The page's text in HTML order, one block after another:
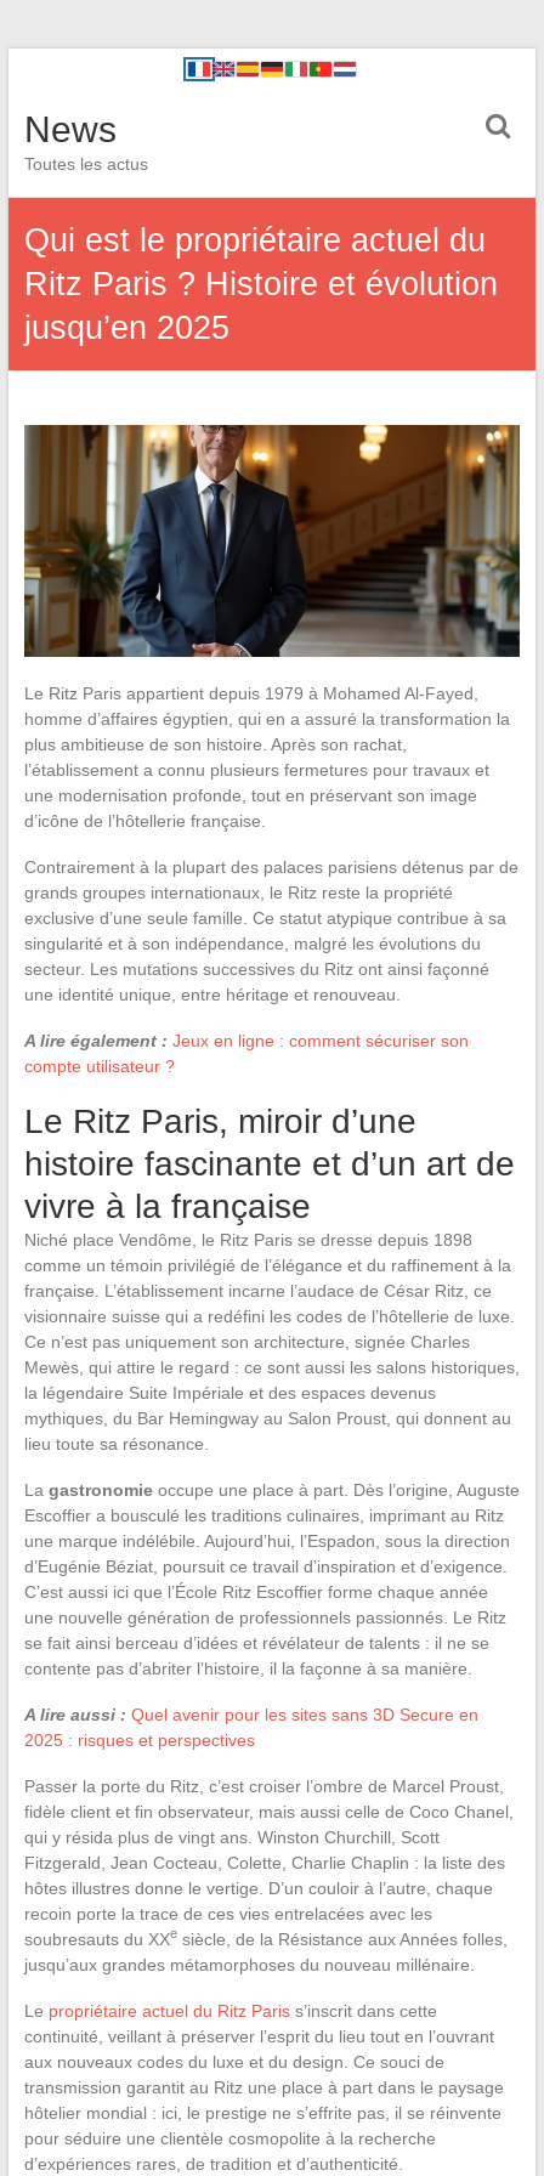
News
Toutes les actus
Qui est le propriétaire actuel du
Ritz Paris ? Histoire et évolution
jusqu’en 2025
Le Ritz Paris appartient depuis 1979 à Mohamed Al-Fayed,
homme d’affaires égyptien, qui en a assuré la transformation la
plus ambitieuse de son histoire. Après son rachat,
l’établissement a connu plusieurs fermetures pour travaux et
une modernisation profonde, tout en préservant son image
d’icône de l’hôtellerie française.
Contrairement à la plupart des palaces parisiens détenus par de
grands groupes internationaux, le Ritz reste la propriété
exclusive d’une seule famille. Ce statut atypique contribue à sa
singularité et à son indépendance, malgré les évolutions du
secteur. Les mutations successives du Ritz ont ainsi façonné
une identité unique, entre héritage et renouveau.
A lire également : Jeux en ligne : comment sécuriser son
compte utilisateur ?
Le Ritz Paris, miroir d’une
histoire fascinante et d’un art de
vivre à la française
Niché place Vendôme, le Ritz Paris se dresse depuis 1898
comme un témoin privilégié de l’élégance et du raffinement à la
française. L’établissement incarne l’audace de César Ritz, ce
visionnaire suisse qui a redéfini les codes de l’hôtellerie de luxe.
Ce n’est pas uniquement son architecture, signée Charles
Mewès, qui attire le regard : ce sont aussi les salons historiques,
la légendaire Suite Impériale et des espaces devenus
mythiques, du Bar Hemingway au Salon Proust, qui donnent au
lieu toute sa résonance.
La gastronomieoccupe une place à part. Dès l’origine, Auguste
Escoffier a bousculé les traditions culinaires, imprimant au Ritz
une marque indélébile. Aujourd’hui, l’Espadon, sous la direction
d’Eugénie Béziat, poursuit ce travail d’inspiration et d’exigence.
C’est aussi ici que l’École Ritz Escoffier forme chaque année
une nouvelle génération de professionnels passionnés. Le Ritz
se fait ainsi berceau d’idées et révélateur de talents : il ne se
contente pas d’abriter l’histoire, il la façonne à sa manière.
A lire aussi : Quel avenir pour les sites sans 3D Secure en
2025 : risques et perspectives
Passer la porte du Ritz, c’est croiser l’ombre de Marcel Proust,
fidèle client et fin observateur, mais aussi celle de Coco Chanel,
qui y résida plus de vingt ans. Winston Churchill, Scott
Fitzgerald, Jean Cocteau, Colette, Charlie Chaplin : la liste des
hôtes illustres donne le vertige. D’un couloir à l’autre, chaque
recoin porte la trace de ces vies entrelacées avec les
soubresauts du XXesiècle, de la Résistance aux Années folles,
jusqu’aux grandes métamorphoses du nouveau millénaire.
Le propriétaire actuel du Ritz Pariss’inscrit dans cette
continuité, veillant à préserver l’esprit du lieu tout en l’ouvrant
aux nouveaux codes du luxe et du design. Ce souci de
transmission garantit au Ritz une place à part dans le paysage
hôtelier mondial : ici, le prestige ne s’effrite pas, il se réinvente
pour séduire une clientèle cosmopolite à la recherche
d’expériences rares, de tradition et d’authenticité.